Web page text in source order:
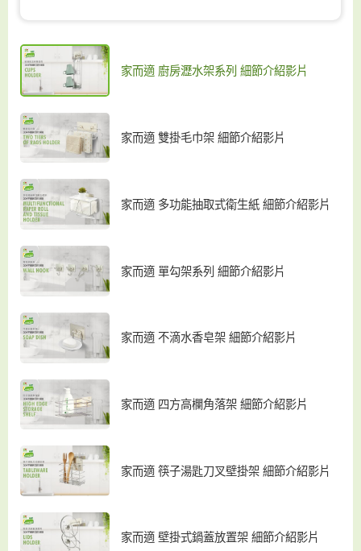
家而適 廚房瀝水架系列 細節介紹影片
家而適 雙掛毛巾架 細節介紹影片
家而適 多功能抽取式衛生紙 細節介紹影片
家而適 單勾架系列 細節介紹影片
家而適 不滴水香皂架 細節介紹影片
家而適 四方高欄角落架 細節介紹影片
家而適 筷子湯匙刀叉壁掛架 細節介紹影片
家而適 壁掛式鍋蓋放置架 細節介紹影片